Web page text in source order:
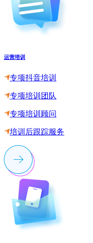
运营培训
专项抖音培训
专项培训团队
专项培训顾问
培训后跟踪服务